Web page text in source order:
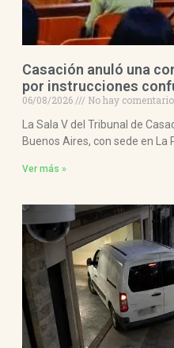
Casación anuló una
por instrucciones
06/08/2026
No hay
La Sala V del Tribunal de
Buenos Aires, con sede en La
Ver más »